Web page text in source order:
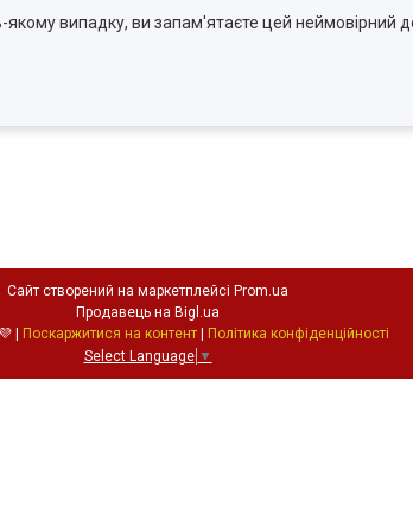
випадку, ви запам'ятаєте цей неймовірний
Сайт створений на маркетплейсі Prom.ua
Продавець на Bigl.ua
Поскаржитися на контент
Політика конфіденційності
Select Language ▼